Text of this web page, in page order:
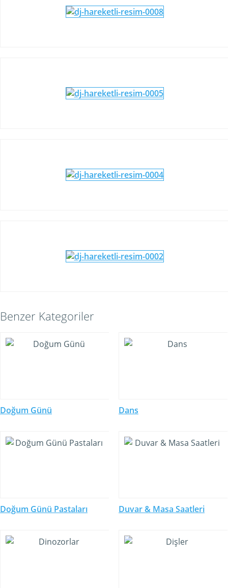
Benzer Kategoriler
Doğum Günü Dans
Doğum Günü Pastaları Duvar & Masa Saatleri